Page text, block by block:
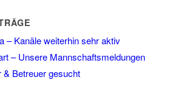
– Kanäle weiterhin sehr aktiv
– Unsere Mannschaftsmeldungen
& Betreuer gesucht